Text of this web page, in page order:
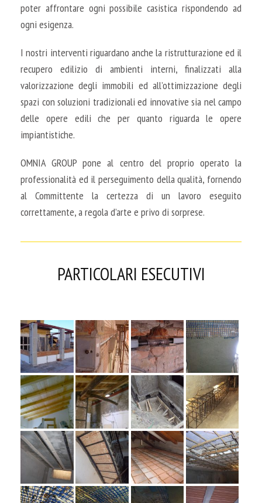
poter affrontare ogni possibile casistica rispondendo ad
ogni esigenza.
I nostri interventi riguardano anche la ristrutturazione ed il
recupero edilizio di ambienti interni, finalizzati alla
valorizzazione degli immobili ed all’ottimizzazione degli
spazi con soluzioni tradizionali ed innovative sia nel campo
delle opere edili che per quanto riguarda le opere
impiantistiche.
OMNIA GROUP pone al centro del proprio operato la
professionalità ed il perseguimento della qualità, fornendo
al Committente la certezza di un lavoro eseguito
correttamente, a regola d’arte e privo di sorprese.
PARTICOLARI ESECUTIVI